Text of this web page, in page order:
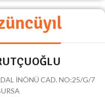
İNÖNÜ CAD. NO:25/G/7